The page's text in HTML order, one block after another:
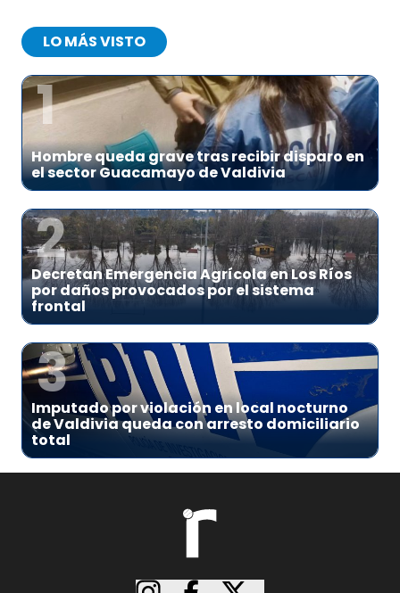
LO MÁS VISTO
1
Hombre queda grave tras recibir disparo en
el sector Guacamayo de Valdivia
2
Decretan Emergencia Agrícola en Los Ríos
por daños provocados por el sistema
frontal
3
Imputado por violación en local nocturno
de Valdivia queda con arresto domiciliario
total